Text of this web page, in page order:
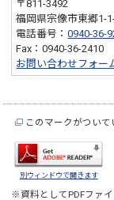
〒811-3492
福岡県宗像市東郷1-
電話番号：0940-36-
Fax：0940-36-2410
お問い合わせフォー
このマークがつい
別ウィンドウで開きます
※資料としてPDFファ